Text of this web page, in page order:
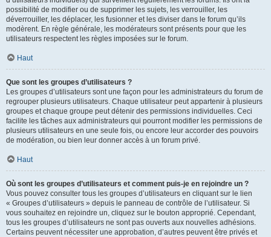
possibilité de modifier ou de supprimer les sujets, les verrouiller, les
déverrouiller, les déplacer, les fusionner et les diviser dans le forum qu’ils
modèrent. En règle générale, les modérateurs sont présents pour que les
utilisateurs respectent les règles imposées sur le forum.
Haut
Que sont les groupes d’utilisateurs ?
Les groupes d’utilisateurs sont une façon pour les administrateurs du forum de
regrouper plusieurs utilisateurs. Chaque utilisateur peut appartenir à plusieurs
groupes et chaque groupe peut détenir des permissions individuelles. Ceci
facilite les tâches aux administrateurs qui pourront modifier les permissions de
plusieurs utilisateurs en une seule fois, ou encore leur accorder des pouvoirs
de modération, ou bien leur donner accès à un forum privé.
Haut
Où sont les groupes d’utilisateurs et comment puis-je en rejoindre un ?
Vous pouvez consulter tous les groupes d’utilisateurs en cliquant sur le lien
« Groupes d’utilisateurs » depuis le panneau de contrôle de l’utilisateur. Si
vous souhaitez en rejoindre un, cliquez sur le bouton approprié. Cependant,
tous les groupes d’utilisateurs ne sont pas ouverts aux nouvelles adhésions.
Certains peuvent nécessiter une approbation, d’autres peuvent être privés et